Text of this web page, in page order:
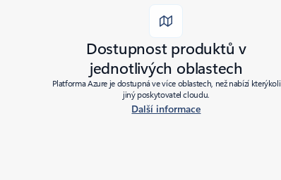
Dostupnost produktů v
jednotlivých oblastech
Platforma Azure je dostupná ve více oblastech, než nabízí kterýkoli
jiný poskytovatel cloudu.
Další informace